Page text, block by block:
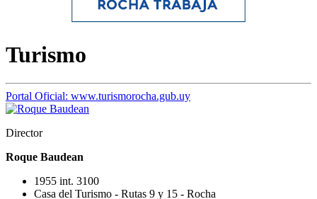
Turismo
Portal Oficial: www.turismorocha.gub.uy
Director
Roque Baudean
1955 int. 3100
Casa del Turismo - Rutas 9 y 15 - Rocha